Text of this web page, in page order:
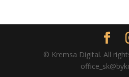
© Kremsa Digital. All